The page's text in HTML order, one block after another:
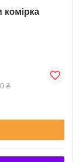
комірка
₴